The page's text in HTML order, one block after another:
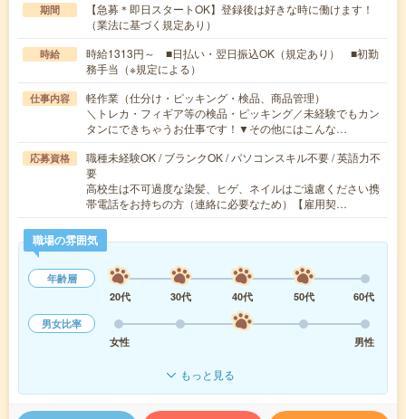
期間
【急募＊即日スタートOK】登録後は好きな時に働けます！
（業法に基づく規定あり）
時給
時給1313円～ ■日払い・翌日振込OK（規定あり） ■初勤
務手当（※規定による）
仕事内容
軽作業（仕分け・ピッキング・検品、商品管理）
＼トレカ・フィギア等の検品・ピッキング／未経験でもカン
タンにできちゃうお仕事です！▼その他にはこんな…
応募資格
職種未経験OK / ブランクOK / パソコンスキル不要 / 英語力不
要
高校生は不可過度な染髪、ヒゲ、ネイルはご遠慮ください携
帯電話をお持ちの方（連絡に必要なため）【雇用契…
職場の雰囲気
年齢層
20代
30代 40代 50代
60代
男女比率
女性
男性
もっと見る